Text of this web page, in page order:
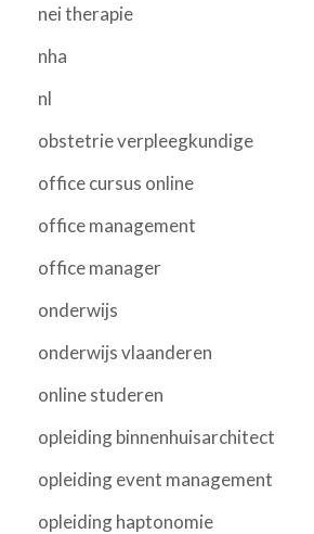
nei therapie
nha
nl
obstetrie verpleegkundige
office cursus online
office management
office manager
onderwijs
onderwijs vlaanderen
online studeren
opleiding binnenhuisarchitect
opleiding event management
opleiding haptonomie